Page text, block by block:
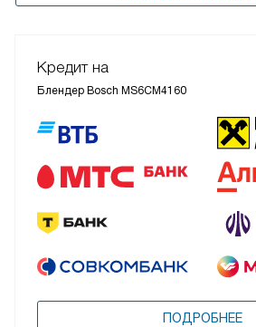
Кредит на
Блендер Bosch MS6CM4160
ПОДРОБНЕЕ